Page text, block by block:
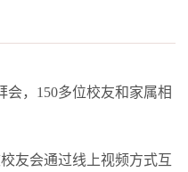
， 150多位校友和家属相
友会通过线上视频方式互